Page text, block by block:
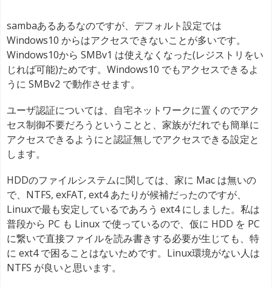
sambaあるあるなのですが、デフォルト設定では
Windows10 からはアクセスできないことが多いです。
Windows10から SMBv1 は使えなくなった(レジストリをい
じれば可能)ためです。Windows10 でもアクセスできるよ
うに SMBv2 で動作させます。
ユーザ認証については、自宅ネットワークに置くのでアク
セス制御不要だろうということと、家族がだれでも簡単に
アクセスできるようにと認証無しでアクセスできる設定と
します。
HDDのファイルシステムに関しては、家に Mac は無いの
で、NTFS, exFAT, ext4 あたりが候補だったのですが、
Linuxで最も安定しているであろう ext4 にしました。私は
普段から PC も Linux で使っているので、仮に HDD を PC
に繋いで直接ファイルを読み書きする必要が生じても、特
に ext4 で困ることはないためです。Linux環境がない人は
NTFS が良いと思います。